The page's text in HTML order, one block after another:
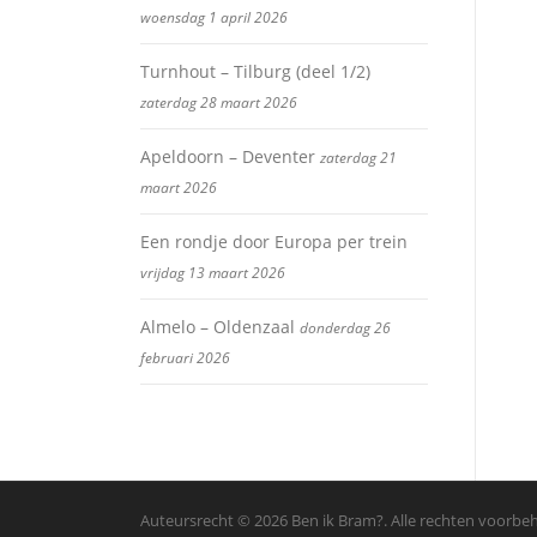
woensdag 1 april 2026
Turnhout – Tilburg (deel 1/2)
zaterdag 28 maart 2026
Apeldoorn – Deventer zaterdag 21
maart 2026
Een rondje door Europa per trein
vrijdag 13 maart 2026
Almelo – Oldenzaal donderdag 26
februari 2026
Auteursrecht © 2026 Ben ik Bram?. Alle rechten